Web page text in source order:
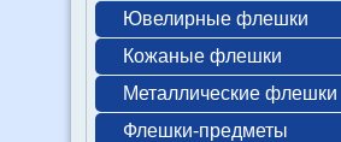
Ювелирные флешки
Кожаные флешки
Металлические флешки
Флешки-предметы